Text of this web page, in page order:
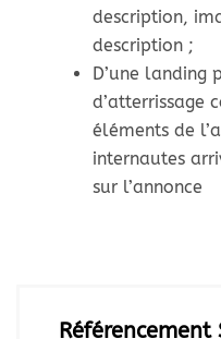
description,
description ;
D’une landing
d’atterrissage
éléments de
internautes
sur l’annonce